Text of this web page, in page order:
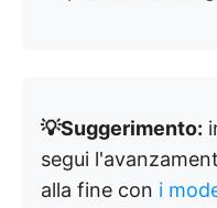
💡Suggerimento:
segui
alla fine con i